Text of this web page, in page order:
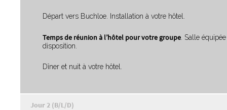
Départ vers Buchloe. Installation à votre hôtel.
Temps de réunion à l’hôtel pour votre groupe . Salle
disposition.
Dîner et nuit à votre hôtel.
Jour 2 (B/L/D)